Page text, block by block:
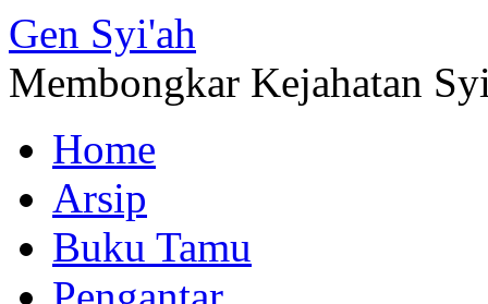
Gen Syi'ah
Membongkar Kejahatan
Home
Arsip
Buku Tamu